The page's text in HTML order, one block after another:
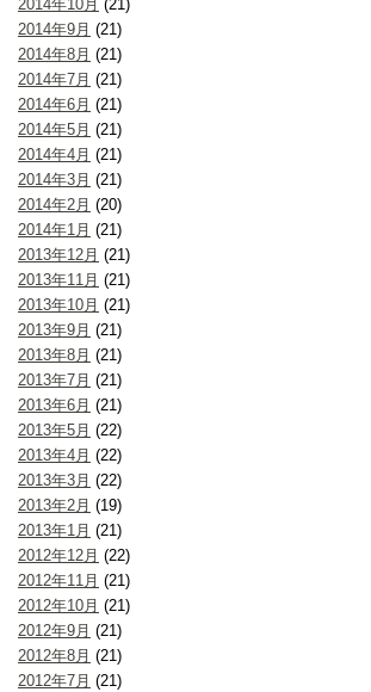
2014年10月 (21)
2014年9月 (21)
2014年8月 (21)
2014年7月 (21)
2014年6月 (21)
2014年5月 (21)
2014年4月 (21)
2014年3月 (21)
2014年2月 (20)
2014年1月 (21)
2013年12月 (21)
2013年11月 (21)
2013年10月 (21)
2013年9月 (21)
2013年8月 (21)
2013年7月 (21)
2013年6月 (21)
2013年5月 (22)
2013年4月 (22)
2013年3月 (22)
2013年2月 (19)
2013年1月 (21)
2012年12月 (22)
2012年11月 (21)
2012年10月 (21)
2012年9月 (21)
2012年8月 (21)
2012年7月 (21)